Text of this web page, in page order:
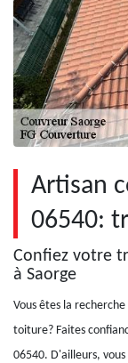
Artisan
06540:
Confiez votre
à Saorge
Vous êtes la
toiture? Faites
06540. D'ailleurs,